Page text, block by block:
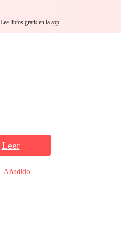
Lee libros gratis en la app
Leer
Añadido